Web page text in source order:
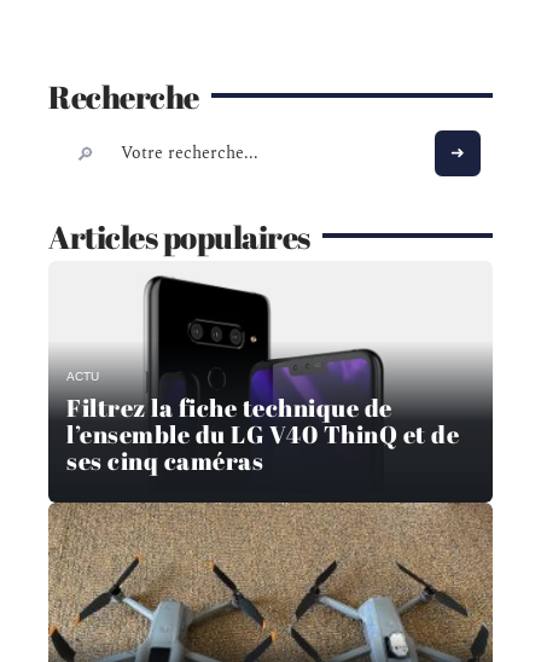
Recherche
Articles populaires
ACTU
Filtrez la fiche technique de
l’ensemble du LG V40 ThinQ et de
ses cinq caméras